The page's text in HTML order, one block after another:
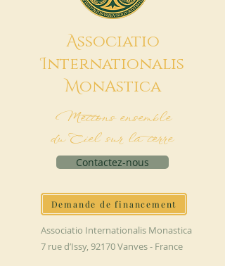
Associatio
Internationalis
MonAstica
Mettons ensemble
du Ciel sur la terre
Contactez-nous
Demande de financement
Associatio Internationalis Monastica
7 rue d’Issy, 92170 Vanves - France